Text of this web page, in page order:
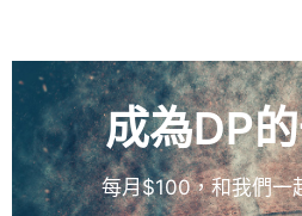
成為DP
每月$100，和我們一